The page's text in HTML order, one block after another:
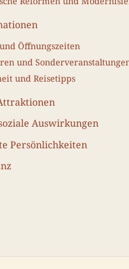
Öffnungszeiten
und
und Reisetipps
Auswirkungen
Persönlichkeiten